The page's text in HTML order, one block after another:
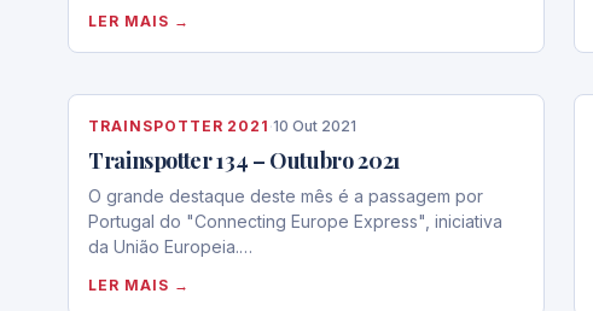
LER MAIS →
TRAINSPOTTER 2021 ·10 Out 2021
Trainspotter 134 – Outubro 2021
O grande destaque deste mês é a passagem por
Portugal do "Connecting Europe Express", iniciativa
da União Europeia.…
LER MAIS →